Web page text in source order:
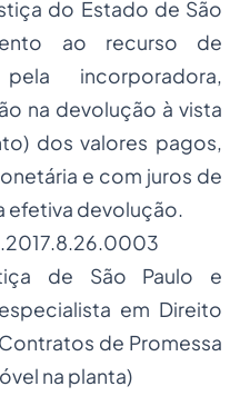
do Estado de São
ao recurso de
incorporadora,
na devolução à vista
dos valores pagos,
e com juros de
efetiva devolução.
de São Paulo e
em Direito
de Promessa
na planta)